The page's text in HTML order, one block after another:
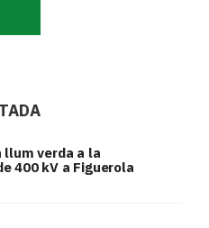
llum verda a la
400 kV a Figuerola